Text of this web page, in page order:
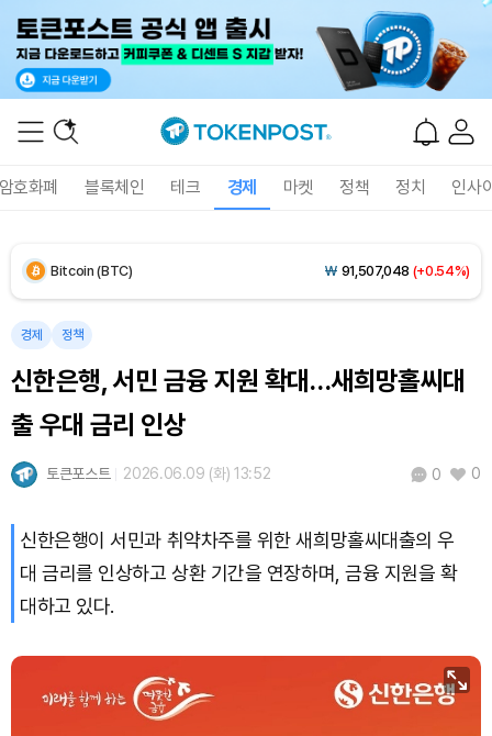
호화폐 블록체인 테크 경제 마켓 정책 정치 인사
Bitcoin (BTC) ₩ 91,507,048 (+0.54%)
Ethereum (ETH)
Tether USDt (USDT) ₩1,407(-0.01%)
BNB (BNB)
XRP (XRP) ₩1,466(+2.52%)
Solana (SOL)
TRON (TRX) ₩462.6(+0.45%)
Hyperliquid (HYPE) ₩77,116 (+1.48%)
경제 정책
신한은행, 서민 금융 지원 확대…새희망홀씨대
출 우대 금리 인상
토큰포스트 2026.06.09 (화) 13:52 0 0
신한은행이 서민과 취약차주를 위한 새희망홀씨대출의 우
대 금리를 인상하고 상환 기간을 연장하며, 금융 지원을 확
대하고 있다.